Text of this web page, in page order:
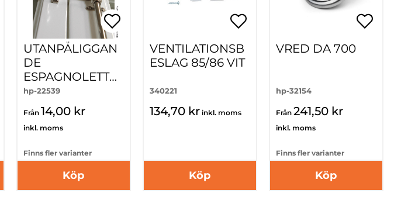
UTANPÅLIGGAN
DE
ESPAGNOLETTE
5612/5646
hp-22539
Från 14,00 kr
inkl. moms
Finns fler varianter
Köp
VENTILATIONSB
ESLAG 85/86 VIT
340221
134,70 kr inkl. moms
Köp
VRED DA 700
hp-32154
Från 241,50 kr
inkl. moms
Finns fler varianter
Köp